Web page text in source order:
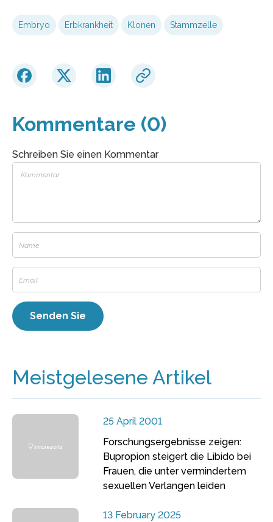
Embryo Erbkrankheit Klonen Stammzelle
Kommentare (0)
Schreiben Sie einen Kommentar
Meistgelesene Artikel
25 April 2001
Forschungsergebnisse zeigen:
Bupropion steigert die Libido bei
Frauen, die unter vermindertem
sexuellen Verlangen leiden
13 February 2025